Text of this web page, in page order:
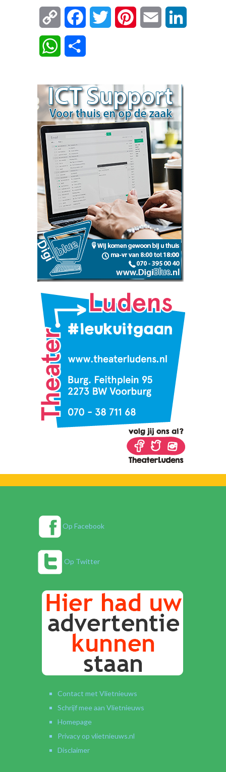
Copy
Link
FacebookTwitter Pinterest Email
WhatsApp
Op Facebook
Op Twitter
Contact met Vlietnieuws
Schrijf mee aan Vlietnieuws
Homepage
Privacy op vlietnieuws.nl
Disclaimer